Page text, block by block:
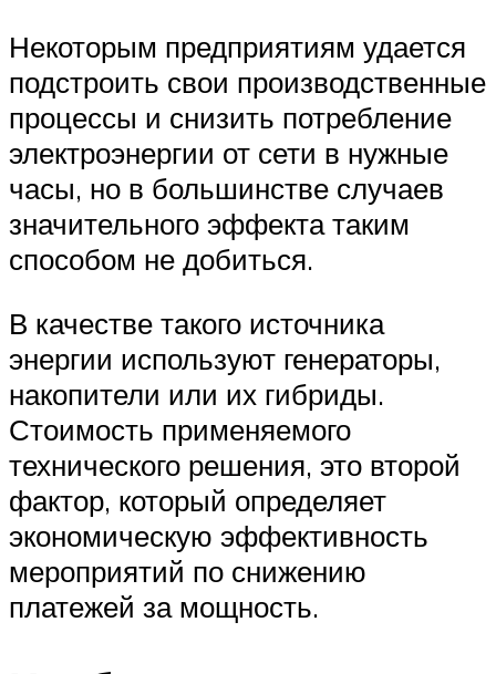
Некоторым предприятиям удается
подстроить свои производственные
процессы и снизить потребление
электроэнергии от сети в нужные
часы, но в большинстве случаев
значительного эффекта таким
способом не добиться.
В качестве такого источника
энергии используют генераторы,
накопители или их гибриды.
Стоимость применяемого
технического решения, это второй
фактор, который определяет
экономическую эффективность
мероприятий по снижению
платежей за мощность.